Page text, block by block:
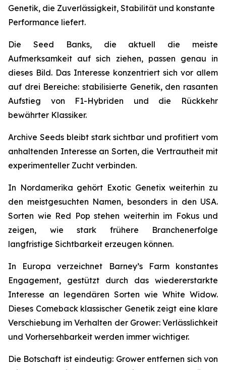
Genetik, die Zuverlässigkeit, Stabilität und konstante
Performance liefert.
Die Seed Banks, die aktuell die meiste
Aufmerksamkeit auf sich ziehen, passen genau in
dieses Bild. Das Interesse konzentriert sich vor allem
auf drei Bereiche: stabilisierte Genetik, den rasanten
Aufstieg von F1-Hybriden und die Rückkehr
bewährter Klassiker.
Archive Seeds bleibt stark sichtbar und profitiert vom
anhaltenden Interesse an Sorten, die Vertrautheit mit
experimenteller Zucht verbinden.
In Nordamerika gehört Exotic Genetix weiterhin zu
den meistgesuchten Namen, besonders in den USA.
Sorten wie Red Pop stehen weiterhin im Fokus und
zeigen, wie stark frühere Branchenerfolge
langfristige Sichtbarkeit erzeugen können.
In Europa verzeichnet Barney’s Farm konstantes
Engagement, gestützt durch das wiedererstarkte
Interesse an legendären Sorten wie White Widow.
Dieses Comeback klassischer Genetik zeigt eine klare
Verschiebung im Verhalten der Grower: Verlässlichkeit
und Vorhersehbarkeit werden immer wichtiger.
Die Botschaft ist eindeutig: Grower entfernen sich von